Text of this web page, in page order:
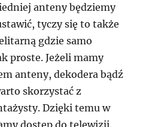
anteny będziemy
tyczy się to także
gdzie samo
proste. Jeżeli mamy
anteny, dekodera bądź
skorzystać z
Dzięki temu w